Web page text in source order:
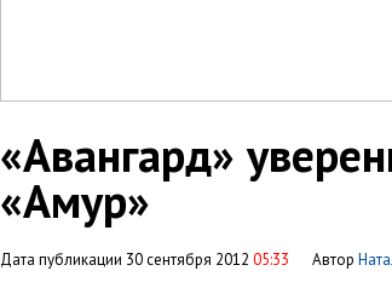
«Авангард»
«Амур»
Дата публикации 30 сентября 2012 05:33 Автор